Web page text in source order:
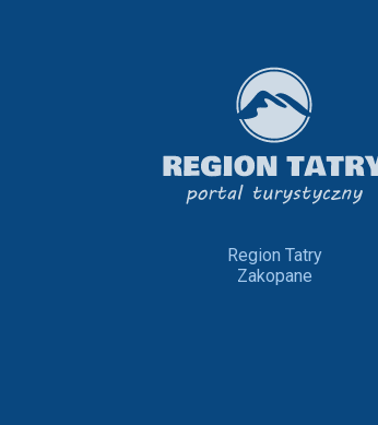
Region Tatry
Zakopane